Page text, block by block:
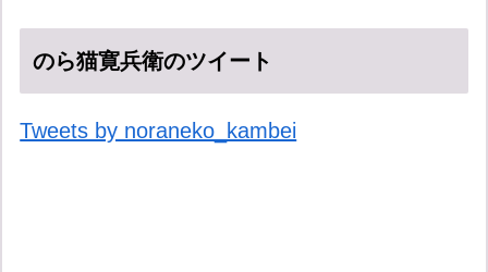
のら猫寛兵衛のツイート
Tweets by noraneko_kambei